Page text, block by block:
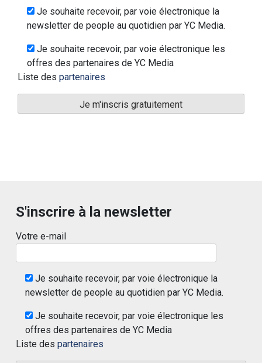
Je souhaite recevoir, par voie électronique la
newsletter de people au quotidien par YC Media.
Je souhaite recevoir, par voie électronique les
offres des partenaires de YC Media
Liste des partenaires
S'inscrire à la newsletter
Votre e-mail
Je souhaite recevoir, par voie électronique la
newsletter de people au quotidien par YC Media.
Je souhaite recevoir, par voie électronique les
offres des partenaires de YC Media
Liste des partenaires